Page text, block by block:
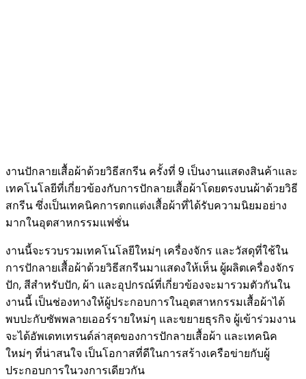
งานปักลายเสื้อผ้าด้วยวิธีสกรีน ครั้งที่ 9 เป็นงานแสดงสินค้าและ
เทคโนโลยีที่เกี่ยวข้องกับการปักลายเสื้อผ้าโดยตรงบนผ้าด้วยวิธี
สกรีน ซึ่งเป็นเทคนิคการตกแต่งเสื้อผ้าที่ได้รับความนิยมอย่าง
มากในอุตสาหกรรมแฟชั่น
งานนี้จะรวบรวมเทคโนโลยีใหม่ๆ เครื่องจักร และวัสดุที่ใช้ใน
การปักลายเสื้อผ้าด้วยวิธีสกรีนมาแสดงให้เห็น ผู้ผลิตเครื่องจักร
ปัก, สีสำหรับปัก, ผ้า และอุปกรณ์ที่เกี่ยวข้องจะมารวมตัวกันใน
งานนี้ เป็นช่องทางให้ผู้ประกอบการในอุตสาหกรรมเสื้อผ้าได้
พบปะกับซัพพลายเออร์รายใหม่ๆ และขยายธุรกิจ ผู้เข้าร่วมงาน
จะได้อัพเดทเทรนด์ล่าสุดของการปักลายเสื้อผ้า และเทคนิค
ใหม่ๆ ที่น่าสนใจ เป็นโอกาสที่ดีในการสร้างเครือข่ายกับผู้
ประกอบการในวงการเดียวกัน